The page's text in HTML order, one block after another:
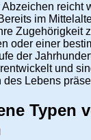
reicht
im
Zugehörigkeit
oder einer
der
und
Lebens
Typen